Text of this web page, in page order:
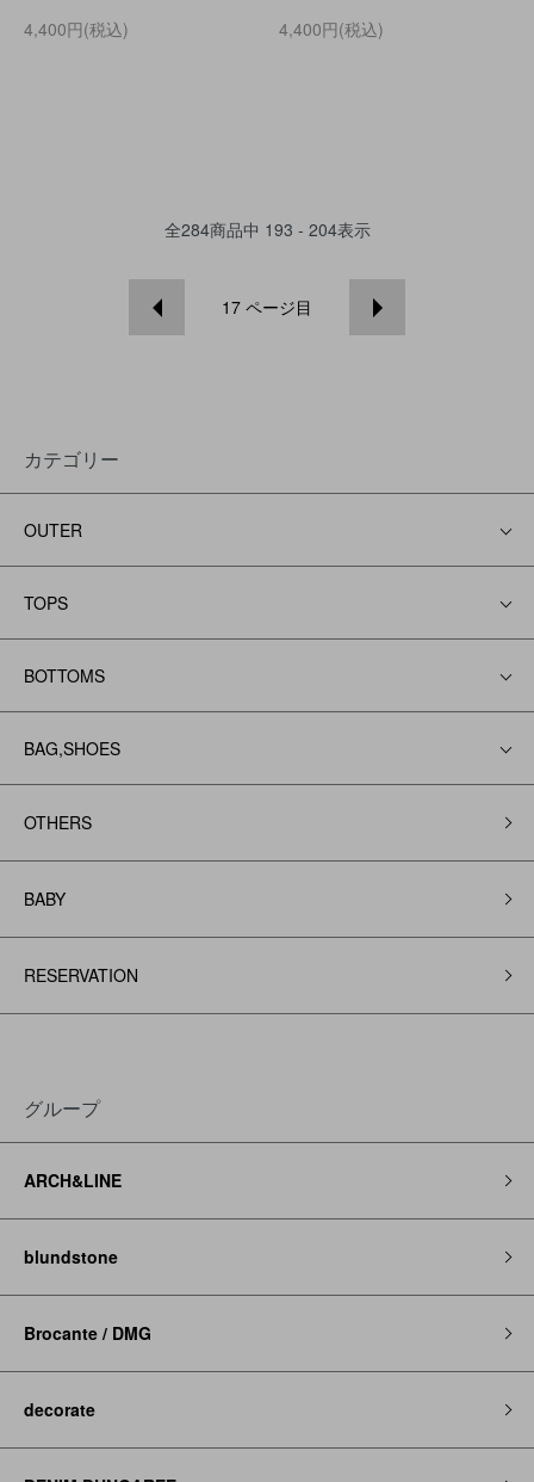
4,400円(税込) 4,400円(税込)
全284商品中 193 - 204表示
17 ページ目
カテゴリー
OUTER
TOPS
BOTTOMS
BAG,SHOES
OTHERS
BABY
RESERVATION
グループ
ARCH&LINE
blundstone
Brocante / DMG
decorate